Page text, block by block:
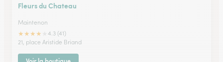
Fleurs du Chateau
Maintenon
★★★★
4.3 (41)
21, place Aristide Briand